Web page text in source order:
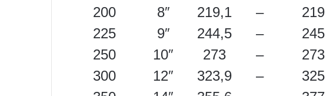
200
8″ 219,1 – 219
225
9″ 244,5 – 245
250
10″ 273 – 273
300
12″ 323,9 – 325